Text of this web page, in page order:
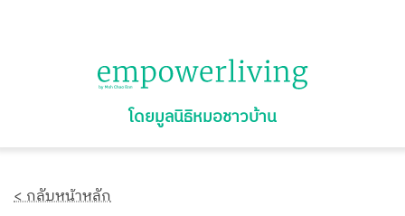
โดยมูลนิธิหมอชาวบ้าน
< กลับหน้าหลัก